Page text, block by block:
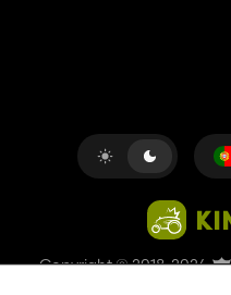
Copyright © 2018-2026